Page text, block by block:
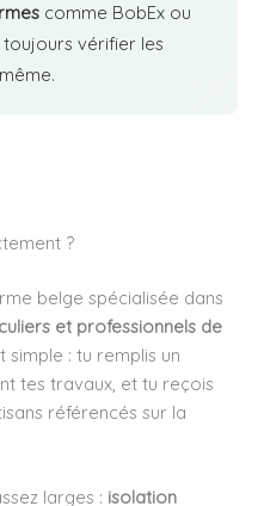
comme BobEx ou
vérifier les
?
belge spécialisée dans
et professionnels de
simple : tu remplis un
tes travaux, et tu reçois
référencés sur la
larges : isolation